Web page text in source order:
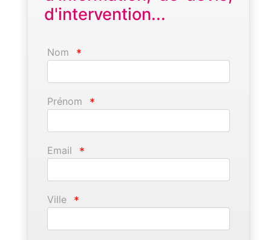
d'intervention...
Nom *
Prénom *
Email *
Ville *